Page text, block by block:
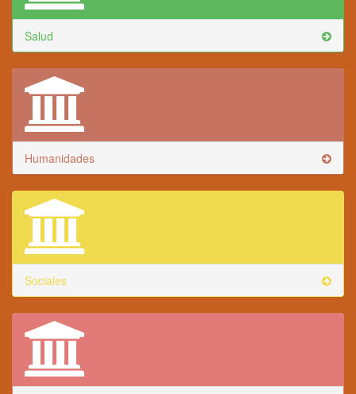
Salud
Humanidades
Sociales